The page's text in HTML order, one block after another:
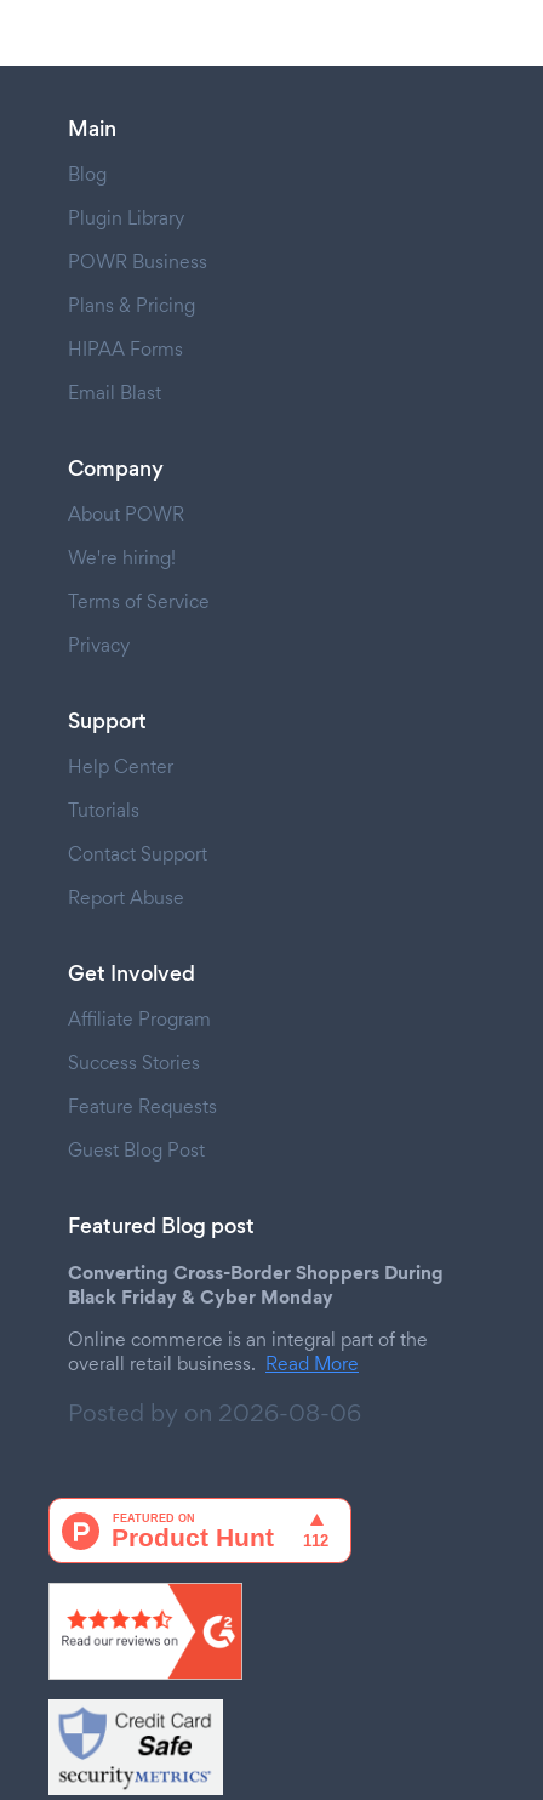
Main
Blog
Plugin Library
POWR Business
Plans & Pricing
HIPAA Forms
Email Blast
Company
About POWR
We're hiring!
Terms of Service
Privacy
Support
Help Center
Tutorials
Contact Support
Report Abuse
Get Involved
Affiliate Program
Success Stories
Feature Requests
Guest Blog Post
Featured Blog post
Converting Cross-Border Shoppers During
Black Friday & Cyber Monday
Online commerce is an integral part of the
overall retail business. Read More
Posted by on 2026-08-06